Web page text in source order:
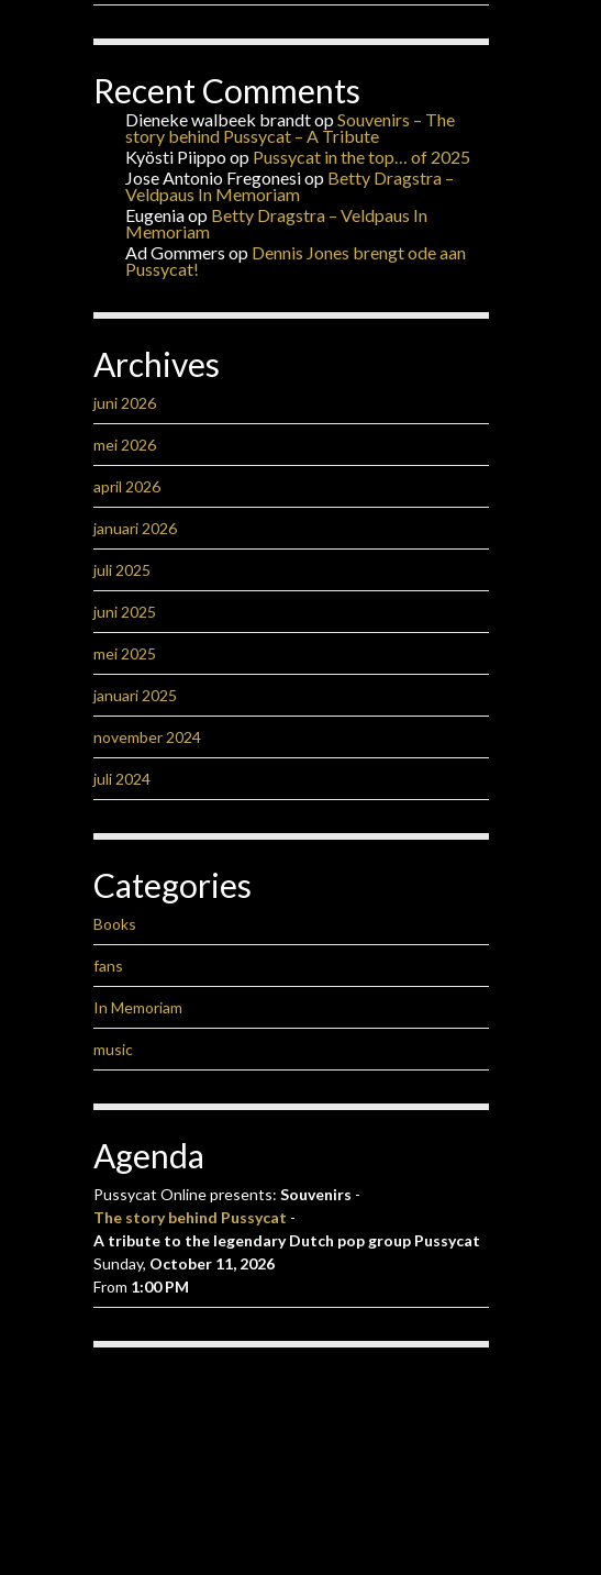
Recent Comments
Dieneke walbeek brandtopSouvenirs – The
story behind Pussycat – A Tribute
Kyösti Piippoop Pussycat in the top… of 2025
Jose Antonio Fregonesiop Betty Dragstra –
Veldpaus In Memoriam
Eugeniaop Betty Dragstra – Veldpaus In
Memoriam
Ad Gommers op Dennis Jones brengt ode aan
Pussycat!
Archives
juni 2026
mei 2026
april 2026
januari 2026
juli 2025
juni 2025
mei 2025
januari 2025
november 2024
juli 2024
Categories
Books
fans
In Memoriam
music
Agenda
Pussycat Online presents: Souvenirs -
The story behind Pussycat -
A tribute to the legendary Dutch pop group Pussycat
Sunday, October 11, 2026
From 1:00 PM